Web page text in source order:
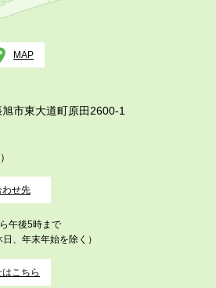
MAP
市東大道町原田2600-1
わせ先
午後5時まで
、年末年始を除く）
こちら